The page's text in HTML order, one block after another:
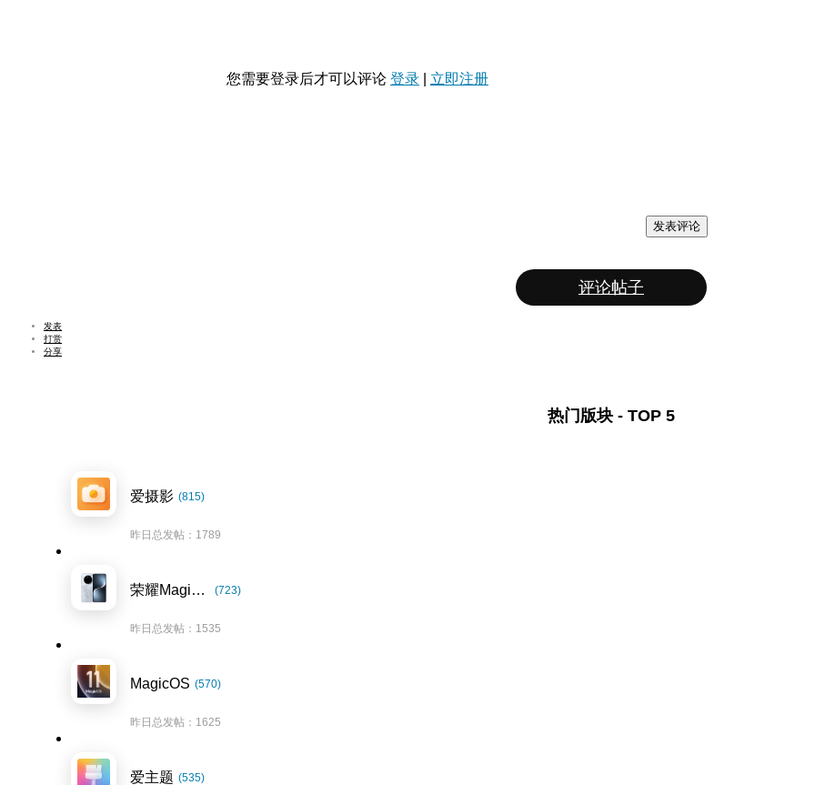
您需要登录后才可以评论 登录 立即注册
发表评论
评论帖子
发表
打赏
分享
热门版块 - TOP 5
爱摄影 (815)
昨日总发帖：1789
荣耀Magic7系列 (723)
昨日总发帖：1535
MagicOS (570)
昨日总发帖：1625
爱主题 (535)